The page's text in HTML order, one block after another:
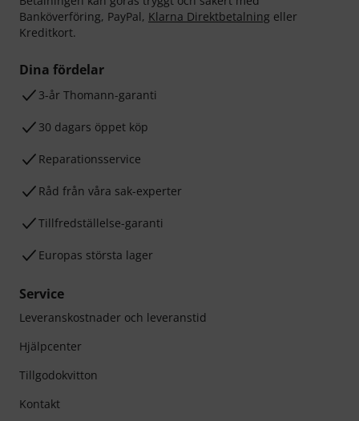
Banköverföring, PayPal, Klarna Direktbetalning eller
Kreditkort.
Dina fördelar
3-år Thomann-garanti
30 dagars öppet köp
Reparationsservice
Råd från våra sak-experter
Tillfredställelse-garanti
Europas största lager
Service
Leveranskostnader och leveranstid
Hjälpcenter
Tillgodokvitton
Kontakt